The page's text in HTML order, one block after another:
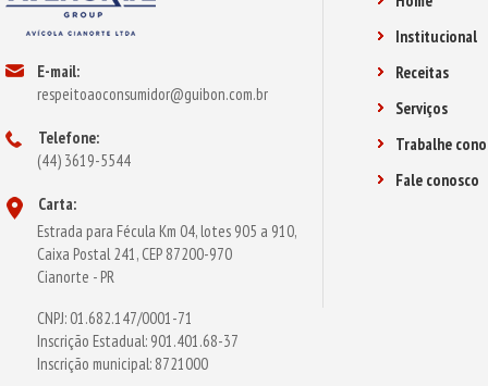
E-mail:
respeitoaoconsumidor@guibon.com.br
Telefone:
(44) 3619-5544
Carta:
Estrada para Fécula Km 04, lotes 905 a 910,
Caixa Postal 241, CEP 87200-970
Cianorte - PR
CNPJ: 01.682.147/0001-71
Inscrição Estadual: 901.401.68-37
Inscrição municipal: 8721000
Institucional
Receitas
Serviços
Trabalhe
Fale conosco